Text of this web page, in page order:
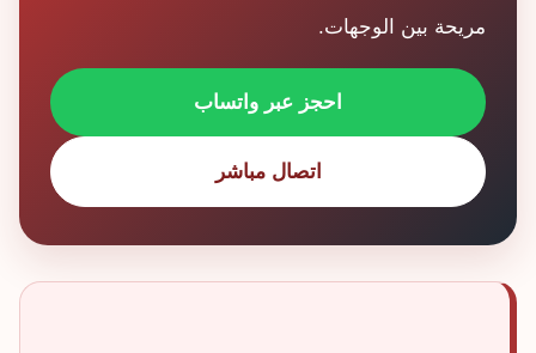
مريحة بين الوجهات.
احجز عبر واتساب
اتصال مباشر